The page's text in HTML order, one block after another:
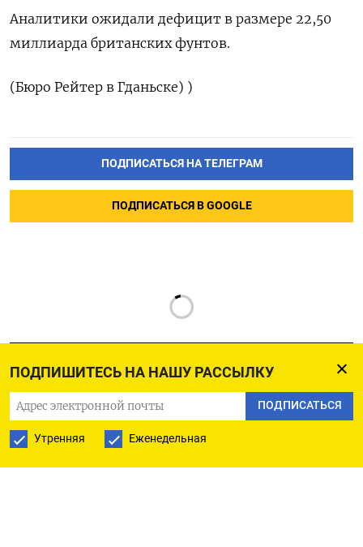
ПОДПИШИТЕСЬ НА НАШУ РАССЫЛКУ
ПОДПИСАТЬСЯ
Утренняя Еженедельная
Аналитики ожидали дефицит в ​размере ⁠22,50
‌миллиарда британских ‌фунтов.
(Бюро Рейтер ​в ‌Гданьске) )
ПОДПИСАТЬСЯ НА ТЕЛЕГРАМ
ПОДПИСАТЬСЯ В GOOGLE
РУССКАЯ СЛУЖБА
ПОДПИШИТЕСЬ НА НАШУ РАССЫЛКУ